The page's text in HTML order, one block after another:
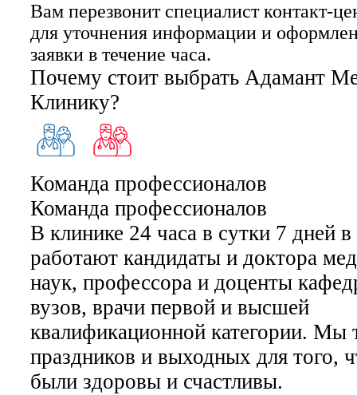
Вам перезвонит специалист контакт-
для уточнения информации и
заявки в течение часа.
Почему стоит выбрать Адамант
Клинику?
Команда профессионалов
Команда профессионалов
В клинике 24 часа в сутки 7 дней
работают кандидаты и доктора
наук, профессора и доценты
вузов, врачи первой и высшей
квалификационной категории. Мы
праздников и выходных для того,
были здоровы и счастливы.